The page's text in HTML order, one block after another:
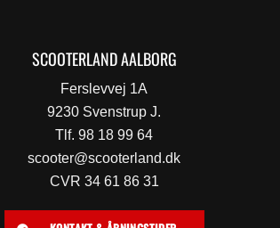
SCOOTERLAND AALBORG
Ferslevvej 1A
9230 Svenstrup J.
Tlf. 98 18 99 64
scooter@scooterland.dk
CVR 34 61 86 31